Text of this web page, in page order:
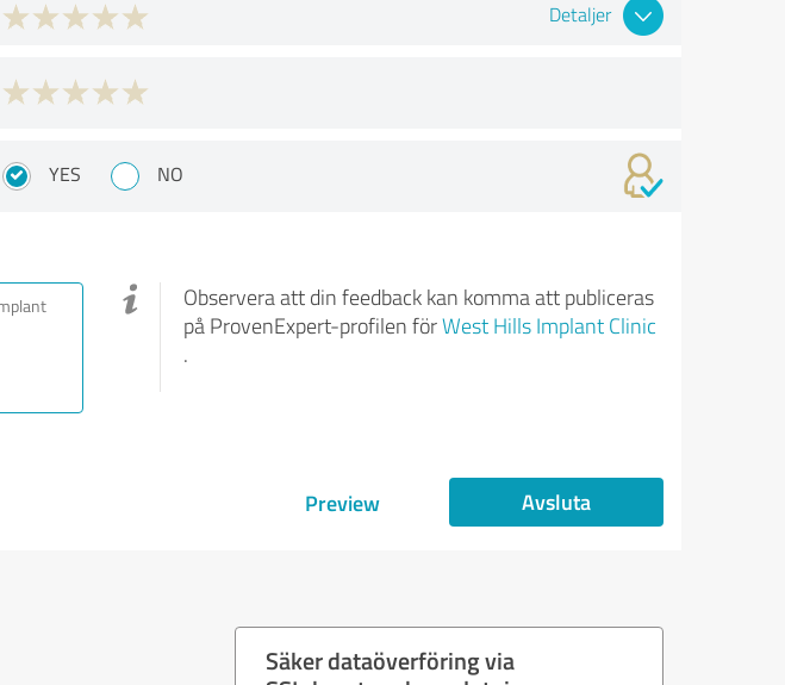
Detaljer
YES NO
Observera att din feedback kan komma att publiceras
på ProvenExpert-profilen förWest Hills Implant Clinic
.
Preview Avsluta
Säker dataöverföring via